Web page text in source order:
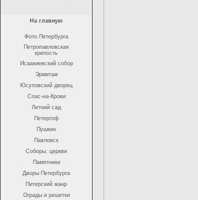
На главную
Фото Петербурга
Петропавловская
крепость
Исаакиевский собор
Эрмитаж
Юсуповский дворец
Спас-на-Крови
Летний сад
Петергоф
Пушкин
Павловск
Соборы, церкви
Памятники
Дворы Петербурга
Питерский жанр
Ограды и решетки